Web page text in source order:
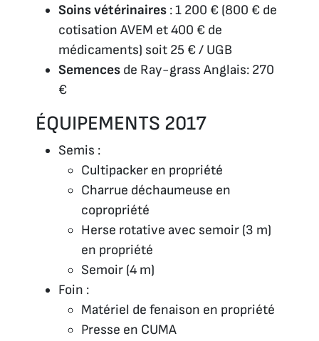
Soins vétérinaires : 1 200 € (800 € de
cotisation AVEM et 400 € de
médicaments) soit 25 € / UGB
Semences de Ray-grass Anglais: 270
€
ÉQUIPEMENTS 2017
Semis :
Cultipacker en propriété
Charrue déchaumeuse en
copropriété
Herse rotative avec semoir (3 m)
en propriété
Semoir (4 m)
Foin :
Matériel de fenaison en propriété
Presse en CUMA